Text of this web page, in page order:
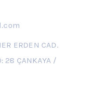
ERDEN CAD.
28 ÇANKAYA /